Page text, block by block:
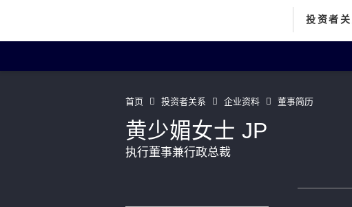
投资者关
首页 投资者关系 企业资料 董事简历
黄少媚女士 JP
执行董事兼行政总裁